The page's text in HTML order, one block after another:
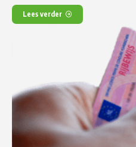
Lees verder